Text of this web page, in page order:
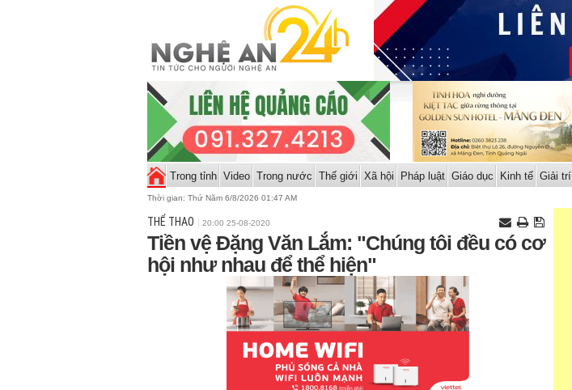
Trong tỉnh Video Trong nước Thế giới Xã hội Pháp luật Giáo dục Kinh tế Giải trí
Thời gian: Thứ Năm 6/8/2026 01:47 AM
THỂ THAO 20:00 25-08-2020
Tiền vệ Đặng Văn Lắm: "Chúng tôi đều có cơ
hội như nhau để thể hiện"